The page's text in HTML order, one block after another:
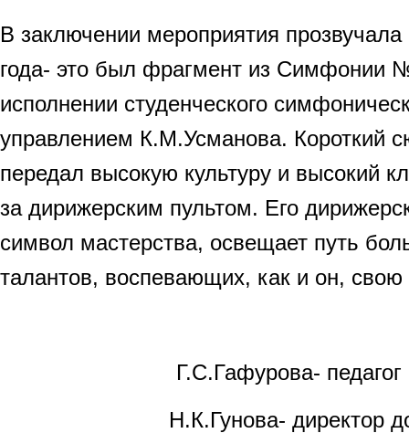
В заключении мероприятия
года- это был фрагмент из Симфонии
исполнении студенческого
управлением К.М.Усманова. Короткий
передал высокую культуру и высокий
за дирижерским пультом. Его
символ мастерства, освещает путь
талантов, воспевающих, как и он, свою
Г.С.Гафурова-
Н.К.Гунова- директор